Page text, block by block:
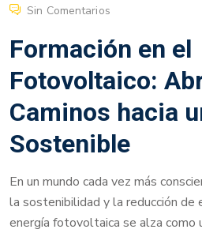
Sin Comentarios
Formación en el
Fotovoltaico:
Caminos hacia
Sostenible
En un mundo cada vez más
la sostenibilidad y la reducción de
energía fotovoltaica se alza como